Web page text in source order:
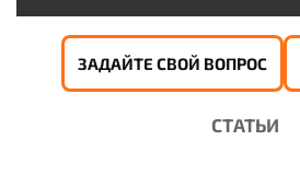
ЗАДАЙТЕ СВОЙ ВОПРОС
СТАТЬИ